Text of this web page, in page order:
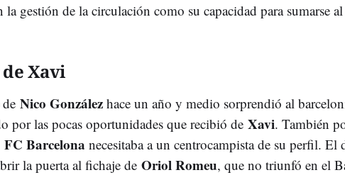
la gestión de la circulación como su capacidad para sumarse al
Xavi
Nico González hace un año y medio sorprendió al
por las pocas oportunidades que recibió de Xavi. También
FC Barcelona necesitaba a un centrocampista de su perfil. El
la puerta al fichaje de Oriol Romeu, que no triunfó en el